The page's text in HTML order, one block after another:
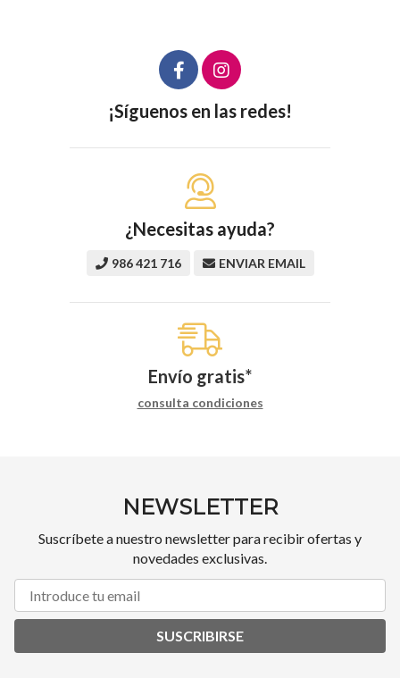
¡Síguenos en las redes!
¿Necesitas ayuda?
986 421 716 ENVIAR EMAIL
Envío gratis*
consulta condiciones
NEWSLETTER
Suscríbete a nuestro newsletter para recibir ofertas y
novedades exclusivas.
SUSCRIBIRSE